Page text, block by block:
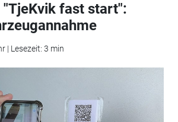
"TjeKvik fast start":
| Lesezeit: 3 min